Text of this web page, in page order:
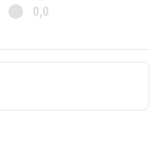
0,0